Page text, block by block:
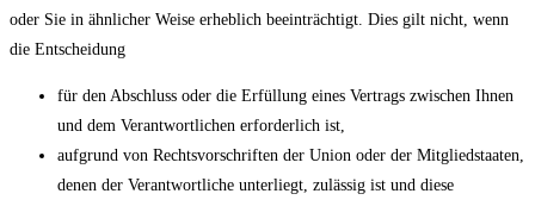
oder Sie in ähnlicher Weise erheblich beeinträchtigt. Dies gilt nicht, wenn
die Entscheidung
für den Abschluss oder die Erfüllung eines Vertrags zwischen Ihnen
und dem Verantwortlichen erforderlich ist,
aufgrund von Rechtsvorschriften der Union oder der Mitgliedstaaten,
denen der Verantwortliche unterliegt, zulässig ist und diese